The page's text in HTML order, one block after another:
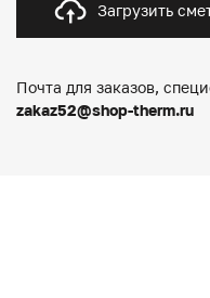
Загрузить
Почта для заказов,
zakaz52@shop-therm.ru